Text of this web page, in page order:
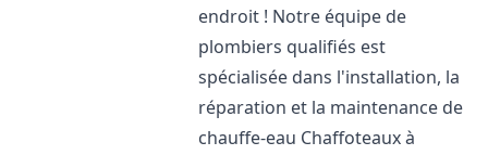
endroit ! Notre équipe de
plombiers qualifiés est
spécialisée dans l'installation, la
réparation et la maintenance de
chauffe-eau Chaffoteaux à